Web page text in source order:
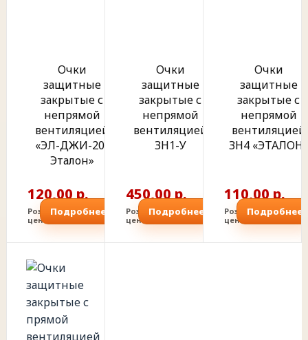
Очки
защитные
закрытые с
непрямой
вентиляцией
«ЭЛ-ДЖИ-20-
Эталон»
120,00 р.
Розничная
цена
Подробнее
Очки
защитные
закрытые с
непрямой
вентиляцией
ЗН1-У
450,00 р.
Розничная
цена
Подробнее
Очки
защитные
закрытые с
непрямой
вентиляцией
ЗН4 «ЭТАЛОН»
110,00 р.
Розничная
цена
Подробнее